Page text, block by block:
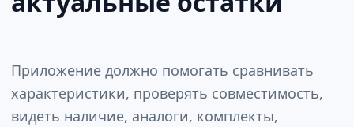
Приложение должно помогать сравнивать
характеристики, проверять совместимость,
видеть наличие, аналоги, комплекты,